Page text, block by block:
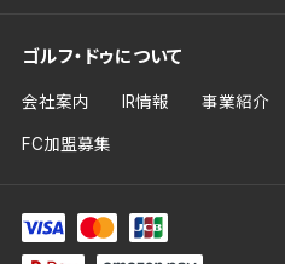
ゴルフ・ドゥについて
会社案内 IR情報 事業紹介
FC加盟募集